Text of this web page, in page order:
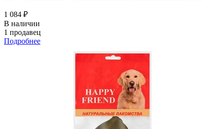
1 084 ₽
В наличии
1 продавец
Подробнее